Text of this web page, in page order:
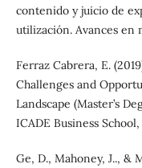
contenido y juicio de
utilización. Avances en
Ferraz Cabrera, E.
Challenges and
Landscape (Master’s
ICADE Business School,
Ge, D., Mahoney, J.., &